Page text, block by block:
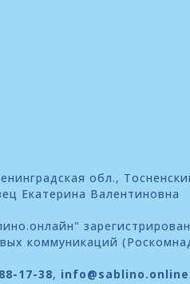
обл.,
Екатерина Валентиновна
коммуникаций
17-38, info@sablino.online